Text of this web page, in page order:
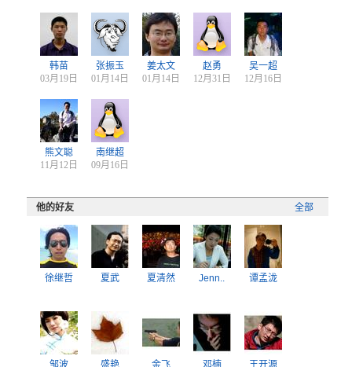
韩苗
03月19日
张振玉
01月14日
姜太文
01月14日
赵勇
12月31日
吴一超
12月16日
熊文聪
11月12日
南继超
09月16日
全部
他的好友
徐继哲 夏武 夏清然 Jenn.. 谭孟泷
邹波 盛艳 金飞 邓楠 王开源